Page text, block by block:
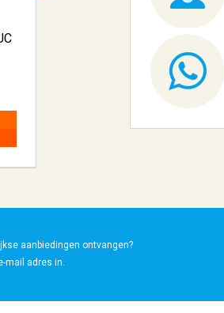
BESTELLEN
aanbiedingen ontvangen?
mail adres in.